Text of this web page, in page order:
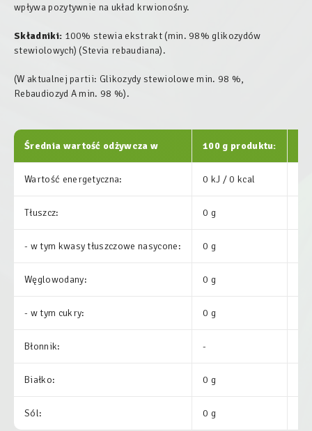
wpływa pozytywnie na układ krwionośny.
Składniki: 100% stewia ekstrakt (min. 98% glikozydów
stewiolowych) (Stevia rebaudiana).
(W aktualnej partii: Glikozydy stewiolowe min. 98 %,
Rebaudiozyd A min. 98 %).
Średnia wartość odżywcza w 100 g produktu:
Wartość energetyczna: 0 kJ / 0 kcal
Tłuszcz: 0 g
- w tym kwasy tłuszczowe nasycone: 0 g
Węglowodany: 0 g
- w tym cukry: 0 g
Błonnik: -
Białko: 0 g
Sól: 0 g